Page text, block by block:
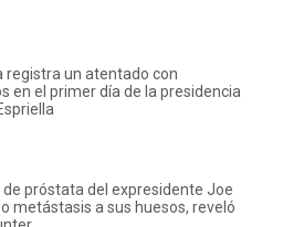
registra un atentado con
en el primer día de la presidencia
de próstata del expresidente Joe
metástasis a sus huesos, reveló